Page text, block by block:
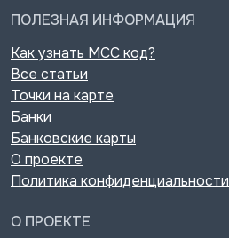
ПОЛЕЗНАЯ ИНФОРМАЦИЯ
Как узнать MCC код?
Все статьи
Точки на карте
Банки
Банковские карты
О проекте
Политика конфиденциальности
О ПРОЕКТЕ